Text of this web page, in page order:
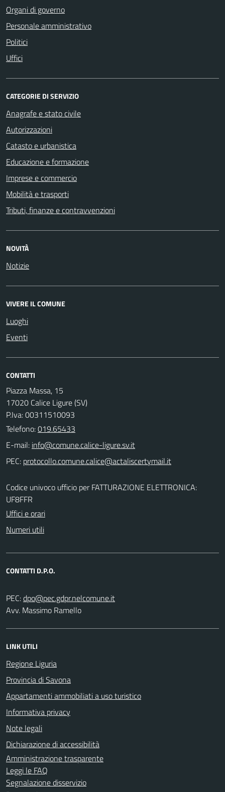
Organi di governo
Personale amministrativo
Politici
Uffici
CATEGORIE DI SERVIZIO
Anagrafe e stato civile
Autorizzazioni
Catasto e urbanistica
Educazione e formazione
Imprese e commercio
Mobilità e trasporti
Tributi, finanze e contravvenzioni
NOVITÀ
Notizie
VIVERE IL COMUNE
Luoghi
Eventi
CONTATTI
Piazza Massa, 15
17020 Calice Ligure (SV)
P.Iva: 00311510093
Telefono:019.65433
E-mail:
PEC:
Codice univoco ufficio per FATTURAZIONE ELETTRONICA:
UF8FFR
Uffici e orari
Numeri utili
CONTATTI D.P.O.
PEC:
Avv. Massimo Ramello
LINK UTILI
Regione Liguria
Provincia di Savona
Appartamenti ammobiliati a uso turistico
Informativa privacy
Note legali
Dichiarazione di accessibilità
Amministrazione trasparente
Leggi le FAQ
Segnalazione disservizio